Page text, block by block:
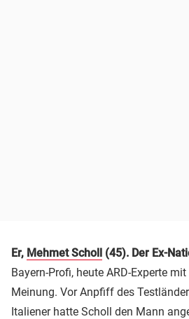
Er, Mehmet Scholl (45). Der Ex-
Bayern-Profi, heute ARD-Experte
Meinung. Vor Anpfiff des
Italiener hatte Scholl den Mann